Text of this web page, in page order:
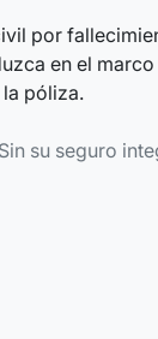
por
en el
póliza.
su seguro